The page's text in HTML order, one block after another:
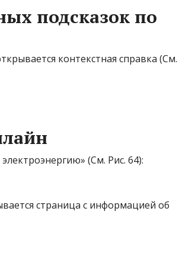
подсказок по
контекстная справка (См.
(См. Рис. 64):
страница с информацией об